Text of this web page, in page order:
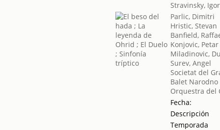
Stravinsky, Igor
Parlic, Dimitri
Hristic, Stevan
Banfield,
Konjovic, Petar
Miladinovic,
Surev, Angel
Societat del
Balet Narodno
Orquestra del
Fecha:
Descripción
Temporada